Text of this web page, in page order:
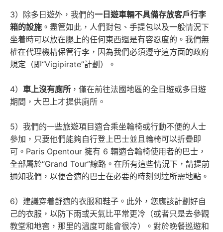
3）除多日遊外，我們的一日遊車輛不具備存放客戶行李
箱的設施 。盡管如此，人們對包、手提包以及一般情況下
坐着時可以放在腿上的任何東西還是有容忍度的。我們無
權在代理機構保管行李，因為我們必須遵守這方面的政府
規定（即“Vigipirate”計劃）。
4） 車上沒有廁所 ，僅在前往法國地區的全日遊或多日遊
期間，大巴上才提供廁所。
5）我們的一些旅遊項目適合乘坐輪椅或行動不便的人士
參加，只要他們能夠自行登上巴士並且輪椅可以折疊即
可。Paris Opentour 擁有 6 輛適合輪椅使用者的巴士，
全部屬於“Grand Tour”線路。在所有這些情況下，請提前
通知我們，以便合適的巴士在必要的時刻到達所需地點。
6）建議穿着舒適的衣服和鞋子。此外，您應該計劃好自
己的衣服，以防下雨或天氣比平常更冷（或者只是去參觀
教堂和地窖，那里的溫度可能會很冷）。對於晚餐巡遊和